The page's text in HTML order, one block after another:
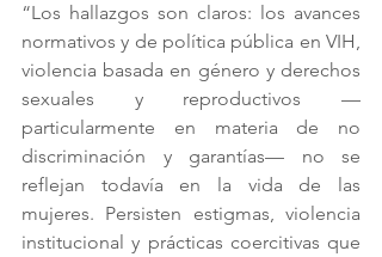
“Los hallazgos son claros: los avances
normativos y de política pública en VIH,
violencia basada en género y derechos
sexuales y reproductivos —
particularmente en materia de no
discriminación y garantías— no se
reflejan todavía en la vida de las
mujeres. Persisten estigmas, violencia
institucional y prácticas coercitivas que